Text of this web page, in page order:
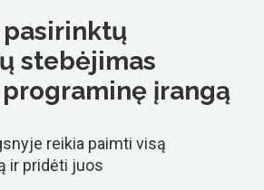
pasirinktų
stebėjimas
įrangą
reikia paimti visą
ir pridėti juos